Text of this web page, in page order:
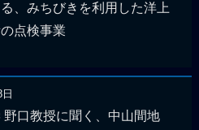
、みちびきを利用した洋上
点検事業
野口教授に聞く、中山間地